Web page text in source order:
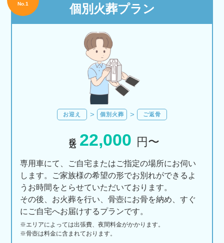
個別火葬プラン
No.1
お迎え 個別火葬 ご返骨
22,000 円〜
専用車にて、ご自宅またはご指定の場所にお伺い
します。ご家族様の希望の形でお別れができるよ
うお時間をとらせていただいております。
その後、お火葬を行い、骨壺にお骨を納め、すぐ
にご自宅へお届けするプランです。
※エリアによっては出張費、夜間料金がかかります。
※骨壺は料金に含まれております。